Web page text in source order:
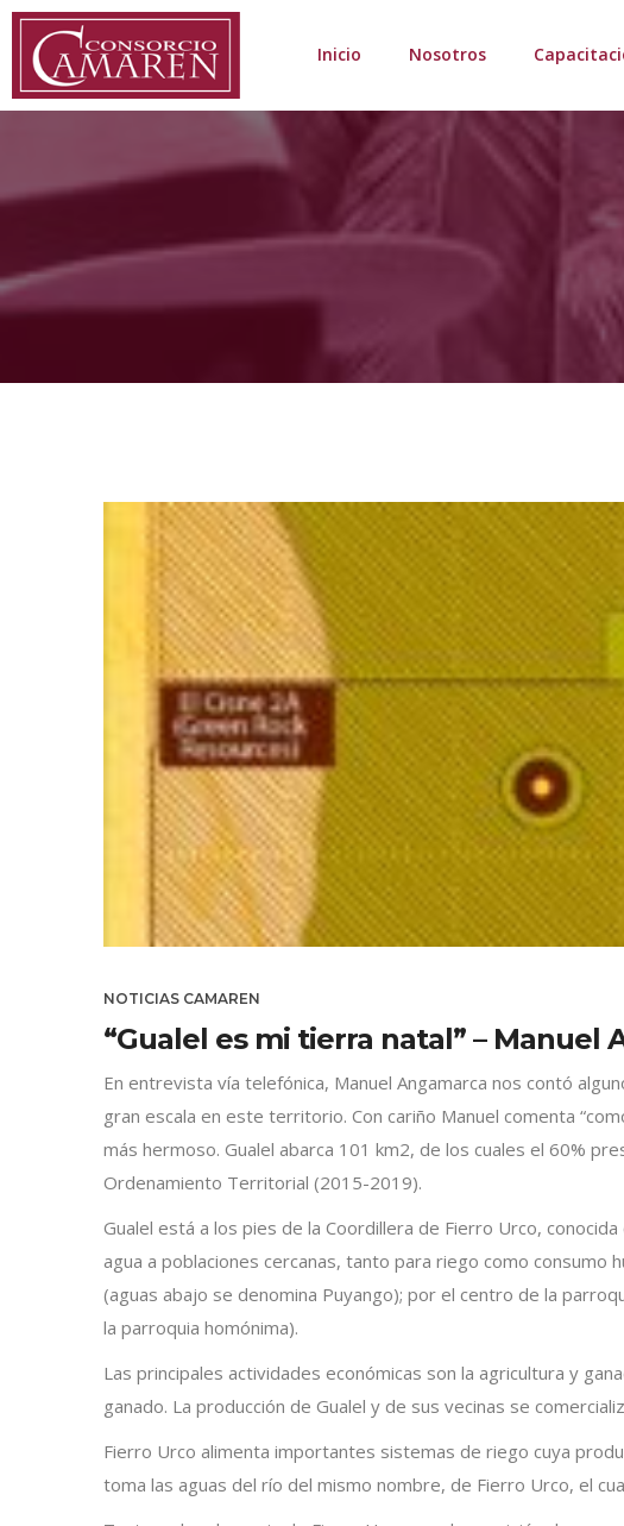
Inicio Nosotros
NOTICIAS CAMAREN
“Gualel es mi tierra natal” – Manuel
En entrevista vía telefónica, Manuel Angamarca nos contó
gran escala en este territorio. Con cariño Manuel comenta
más hermoso. Gualel abarca 101 km2, de los cuales el 60%
Ordenamiento Territorial (2015-2019).
Gualel está a los pies de la Coordillera de Fierro Urco,
agua a poblaciones cercanas, tanto para riego como consumo
(aguas abajo se denomina Puyango); por el centro de la
la parroquia homónima).
Las principales actividades económicas son la agricultura y
ganado. La producción de Gualel y de sus vecinas se
Fierro Urco alimenta importantes sistemas de riego cuya
toma las aguas del río del mismo nombre, de Fierro Urco, el